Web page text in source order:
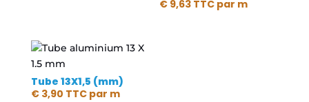
€ 9,63 TTC par m
Tube 13X1,5 (mm)
€3,90 TTCpar m